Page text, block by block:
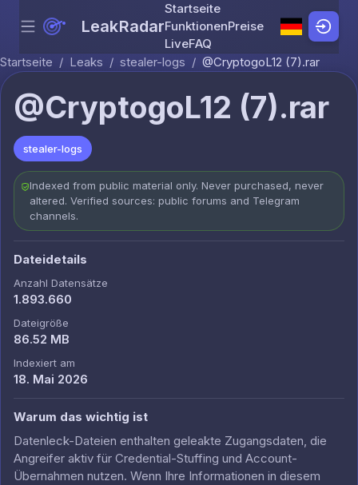
Skip to content
Menu LeakRadar
Startseite
FunktionenPreise
LiveFAQ
Startseite / Leaks / stealer-logs / @CryptogoL12 (7).rar
@CryptogoL12 (7).rar
stealer-logs
Indexed from public material only. Never purchased, never
altered. Verified sources: public forums and Telegram
channels.
Dateidetails
Anzahl Datensätze
1.893.660
Dateigröße
86.52 MB
Indexiert am
18. Mai 2026
Warum das wichtig ist
Datenleck-Dateien enthalten geleakte Zugangsdaten, die
Angreifer aktiv für Credential-Stuffing und Account-
Übernahmen nutzen. Wenn Ihre Informationen in diesem